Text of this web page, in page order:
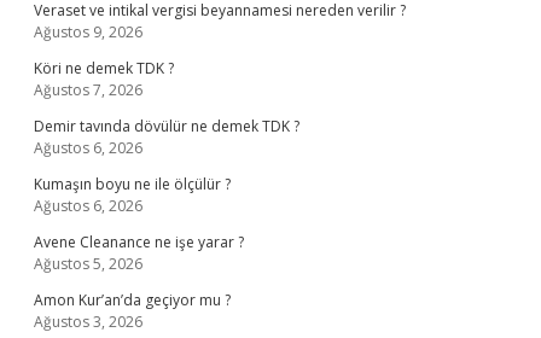
Veraset ve intikal vergisi beyannamesi nereden verilir ?
Ağustos 9, 2026
Köri ne demek TDK ?
Ağustos 7, 2026
Demir tavında dövülür ne demek TDK ?
Ağustos 6, 2026
Kumaşın boyu ne ile ölçülür ?
Ağustos 6, 2026
Avene Cleanance ne işe yarar ?
Ağustos 5, 2026
Amon Kur’an’da geçiyor mu ?
Ağustos 3, 2026